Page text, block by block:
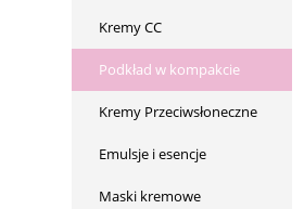
Kremy CC
Podkład w kompakcie
Kremy Przeciwsłoneczne
Emulsje i esencje
Maski kremowe